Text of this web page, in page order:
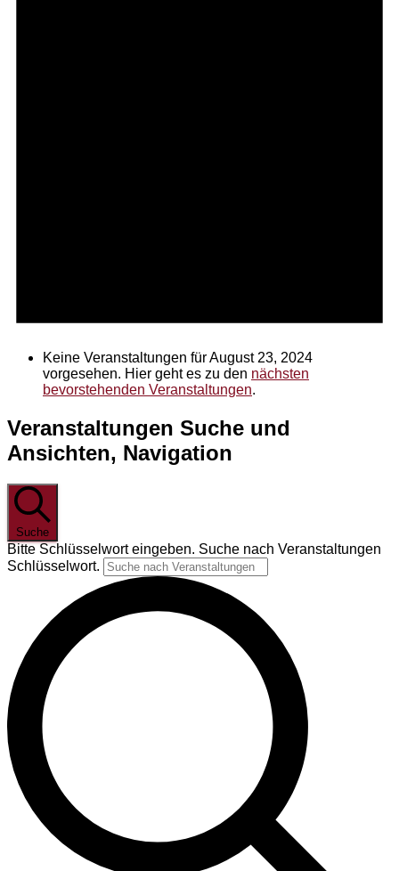
Keine Veranstaltungen für August 23, 2024
vorgesehen. Hier geht es zu den nächsten
bevorstehenden Veranstaltungen.
Veranstaltungen Suche und
Ansichten, Navigation
Suche
Bitte Schlüsselwort eingeben. Suche nach Veranstaltungen
Schlüsselwort.